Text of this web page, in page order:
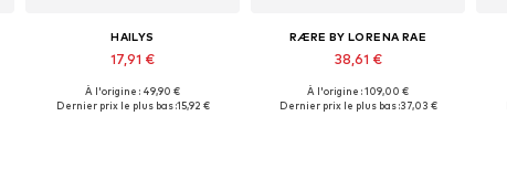
HAILYS
17,91 €
Tailles disponibles: M, L, XL, XXL
À l'origine : 49,90 €
Dernier prix le plus bas :15,92 €
RÆRE BY LORENA RAE
38,61 €
À l'origine : 109,00 €
Dernier prix le plus bas :37,03 €